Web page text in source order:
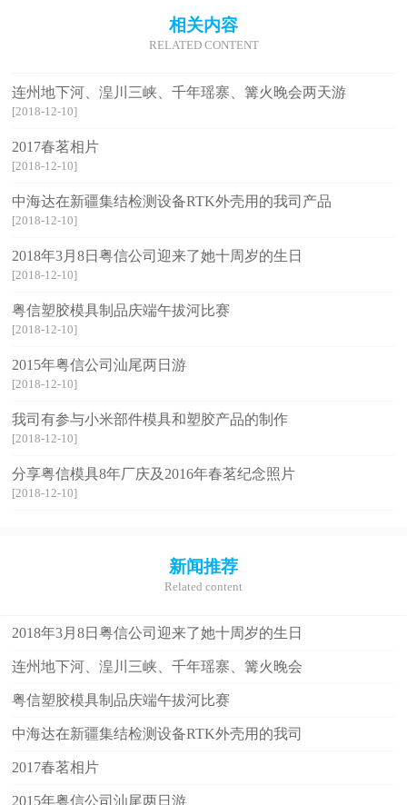
相关内容
RELATED CONTENT
连州地下河、湟川三峡、千年瑶寨、篝火晚会两天游
[2018-12-10]
2017春茗相片
[2018-12-10]
中海达在新疆集结检测设备RTK外壳用的我司产品
[2018-12-10]
2018年3月8日粤信公司迎来了她十周岁的生日
[2018-12-10]
粤信塑胶模具制品庆端午拔河比赛
[2018-12-10]
2015年粤信公司汕尾两日游
[2018-12-10]
我司有参与小米部件模具和塑胶产品的制作
[2018-12-10]
分享粤信模具8年厂庆及2016年春茗纪念照片
[2018-12-10]
新闻推荐
Related content
2018年3月8日粤信公司迎来了她十周岁的生日
连州地下河、湟川三峡、千年瑶寨、篝火晚会
粤信塑胶模具制品庆端午拔河比赛
中海达在新疆集结检测设备RTK外壳用的我司
2017春茗相片
2015年粤信公司汕尾两日游